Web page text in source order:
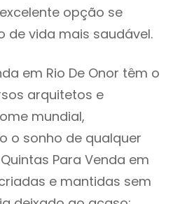
opção se
de vida mais saudável.
em Rio De Onor têm o
arquitetos e
mundial,
o sonho de qualquer
Para Venda em
e mantidas sem